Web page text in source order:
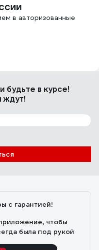
в авторизованные
будьте в курсе!
ждут!
с гарантией!
чтобы
была под рукой